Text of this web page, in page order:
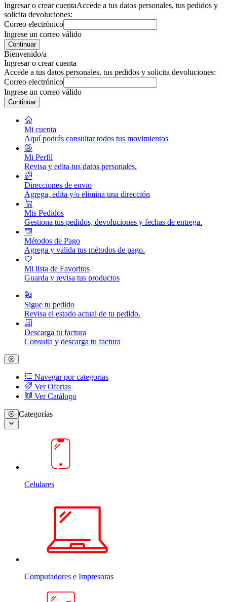
Ingresar o crear cuentaAccede a tus datos personales, tus pedidos y
solicita devoluciones:
Correo electrónico
Ingrese un correo válido
Continuar
Bienvenido/a
Ingresar o crear cuenta
Accede a tus datos personales, tus pedidos y solicita devoluciones:
Correo electrónico
Ingrese un correo válido
Continuar
Mi cuenta
Aquí podrás consultar todos tus movimientos
Mi Perfil
Revisa y edita tus datos personales.
Direcciones de envio
Agrega, edita y/o elimina una dirección
Mis Pedidos
Gestiona tus pedidos, devoluciones y fechas de entrega.
Métodos de Pago
Agrega y valida tus métodos de pago.
Mi lista de Favoritos
Guarda y revisa tus productos
Sigue tu pedido
Revisa el estado actual de tu pedido.
Descarga tu factura
Consulta y descarga tu factura
Navegar por categorias
Ver Ofertas
Ver Catálogo
Categorías
Celulares
Computadores e Impresoras